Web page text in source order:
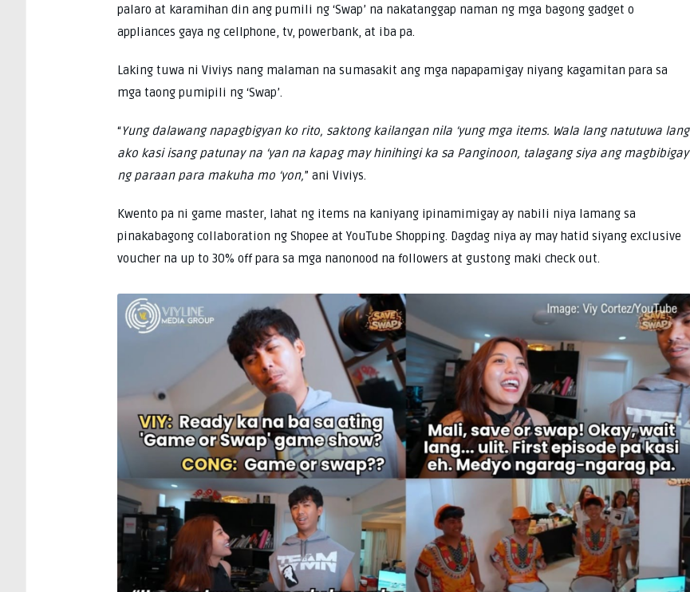
palaro at karamihan din ang pumili ng ‘Swap’ na nakatanggap naman ng mga bagong gadget o
appliances gaya ng cellphone, tv, powerbank, at iba pa.
Laking tuwa ni Viviys nang malaman na sumasakit ang mga napapamigay niyang kagamitan para sa
mga taong pumipili ng ‘Swap’.
“Yung dalawang napagbigyan ko rito, saktong kailangan nila ‘yung mga items. Wala lang natutuwa lang
ako kasi isang patunay na ‘yan na kapag may hinihingi ka sa Panginoon, talagang siya ang magbibigay
ng paraan para makuha mo ‘yon,” ani Viviys.
Kwento pa ni game master, lahat ng items na kaniyang ipinamimigay ay nabili niya lamang sa
pinakabagong collaboration ng Shopee at YouTube Shopping. Dagdag niya ay may hatid siyang exclusive
voucher na up to 30% off para sa mga nanonood na followers at gustong maki check out.